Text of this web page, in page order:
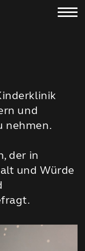
und
nehmen.
der in
und Würde